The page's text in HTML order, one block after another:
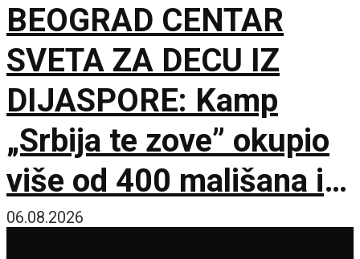
BEOGRAD CENTAR
SVETA ZA DECU IZ
DIJASPORE: Kamp
„Srbija te zove” okupio
više od 400 mališana iz
17 zemalja
06.08.2026